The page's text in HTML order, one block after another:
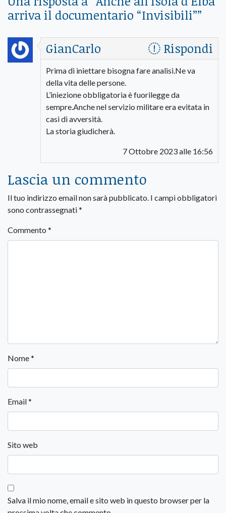
arriva il documentario “Invisibili””
GianCarlo
Rispondi
Prima di iniettare bisogna fare analisi.Ne va
della vita delle persone.
L’iniezione obbligatoria è fuorilegge da
sempre.Anche nel servizio militare era evitata in
casi di avversità.
La storia giudicherà.
7 Ottobre 2023 alle 16:56
Lascia un commento
Il tuo indirizzo email non sarà pubblicato. I campi obbligatori
sono contrassegnati*
Commento *
Nome*
Email*
Sito web
Salva il mio nome, email e sito web in questo browser per la